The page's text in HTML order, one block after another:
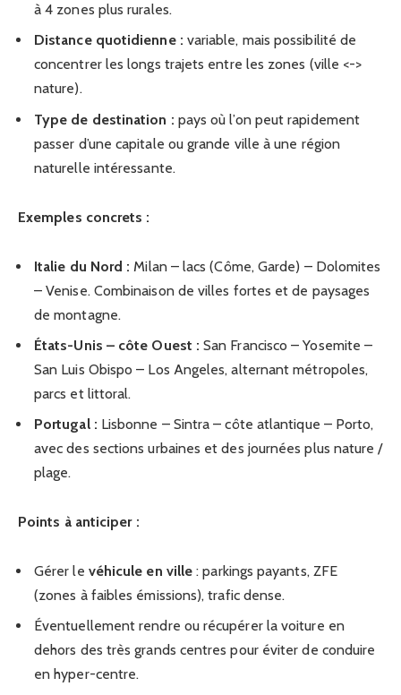
à 4 zones plus rurales.
Distance quotidienne : variable, mais possibilité de
concentrer les longs trajets entre les zones (ville <->
nature).
Type de destination : pays où l’on peut rapidement
passer d’une capitale ou grande ville à une région
naturelle intéressante.
Exemples concrets :
Italie du Nord : Milan – lacs (Côme, Garde) – Dolomites
– Venise. Combinaison de villes fortes et de paysages
de montagne.
États-Unis – côte Ouest : San Francisco – Yosemite –
San Luis Obispo – Los Angeles, alternant métropoles,
parcs et littoral.
Portugal : Lisbonne – Sintra – côte atlantique – Porto,
avec des sections urbaines et des journées plus nature /
plage.
Points à anticiper :
Gérer le véhicule en ville : parkings payants, ZFE
(zones à faibles émissions), trafic dense.
Éventuellement rendre ou récupérer la voiture en
dehors des très grands centres pour éviter de conduire
en hyper-centre.